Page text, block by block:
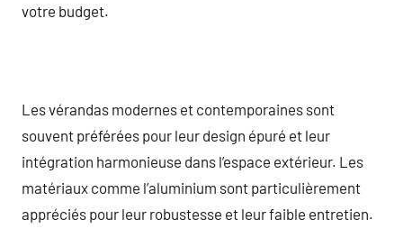
votre budget.
Les vérandas modernes et contemporaines sont
souvent préférées pour leur design épuré et leur
intégration harmonieuse dans l’espace extérieur. Les
matériaux comme l’aluminium sont particulièrement
appréciés pour leur robustesse et leur faible entretien.